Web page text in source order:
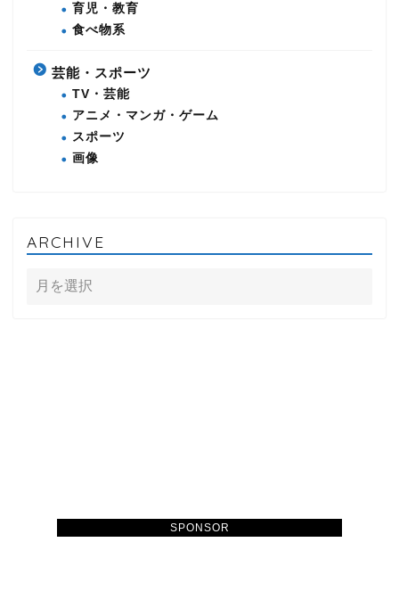
SPONSOR
育児・教育
食べ物系
芸能・スポーツ
TV・芸能
アニメ・マンガ・ゲーム
スポーツ
画像
ARCHIVE